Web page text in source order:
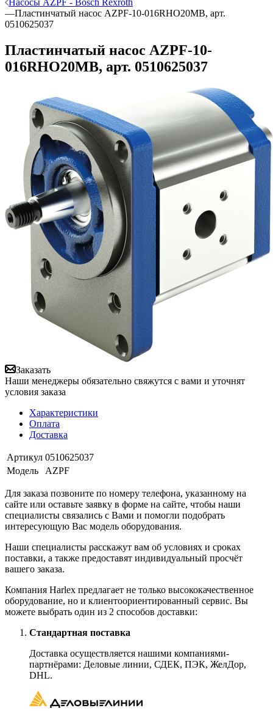
Насосы AZPF - Bosch Rexroth
—Пластинчатый насос AZPF-10-016RHO20MB, арт.
0510625037
Пластинчатый насос AZPF-10-
016RHO20MB, арт. 0510625037
Заказать
Наши менеджеры обязательно свяжутся с вами и уточнят
условия заказа
Характеристики
Оплата
Доставка
Артикул 0510625037
Модель
AZPF
Для заказа позвоните по номеру телефона, указанному на
сайте или оставьте заявку в форме на сайте, чтобы наши
специалисты связались с Вами и помогли подобрать
интересующую Вас модель оборудования.
Наши специалисты расскажут вам об условиях и сроках
поставки, а также предоставят индивидуальный просчёт
вашего заказа.
Компания Harlex предлагает не только высококачественное
оборудование, но и клиентоориентированный сервис. Вы
можете выбрать один из 2 способов доставки:
Стандартная поставка
Доставка осуществляется нашими компаниями-
партнёрами: Деловые линии, СДЕК, ПЭК, ЖелДор,
DHL.